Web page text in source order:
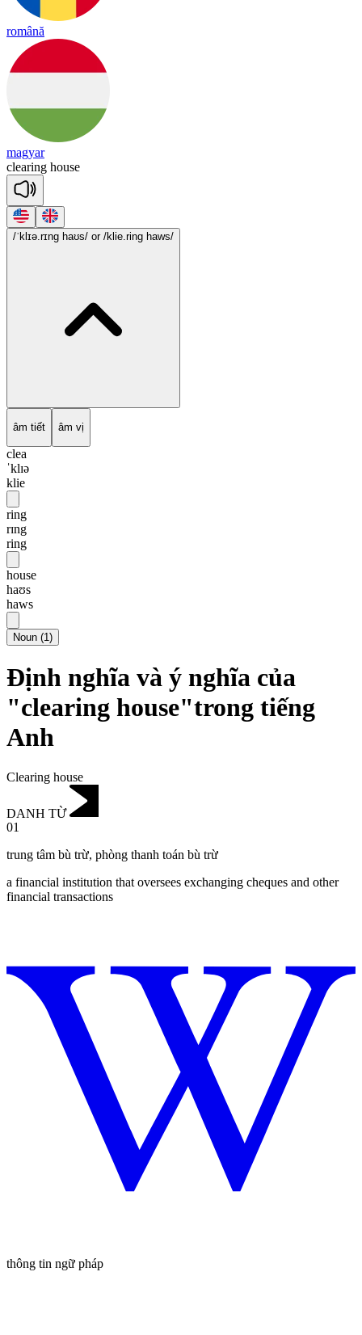
română
magyar
clearing house
/ˈklɪə.rɪng haʊs/ or /klie.ring haws/
âm tiết âm vị
clea
ˈklɪə
klie
ring
rɪng
ring
house
haʊs
haws
Noun (1)
Định nghĩa và ý nghĩa của
"clearing house"trong tiếng
Anh
Clearing house
DANH TỪ
01
trung tâm bù trừ, phòng thanh toán bù trừ
a financial institution that oversees exchanging cheques and other
financial transactions
thông tin ngữ pháp